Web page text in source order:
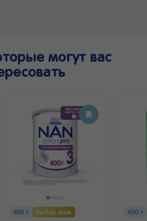
могут вас
400 г Выбор мам 600 г